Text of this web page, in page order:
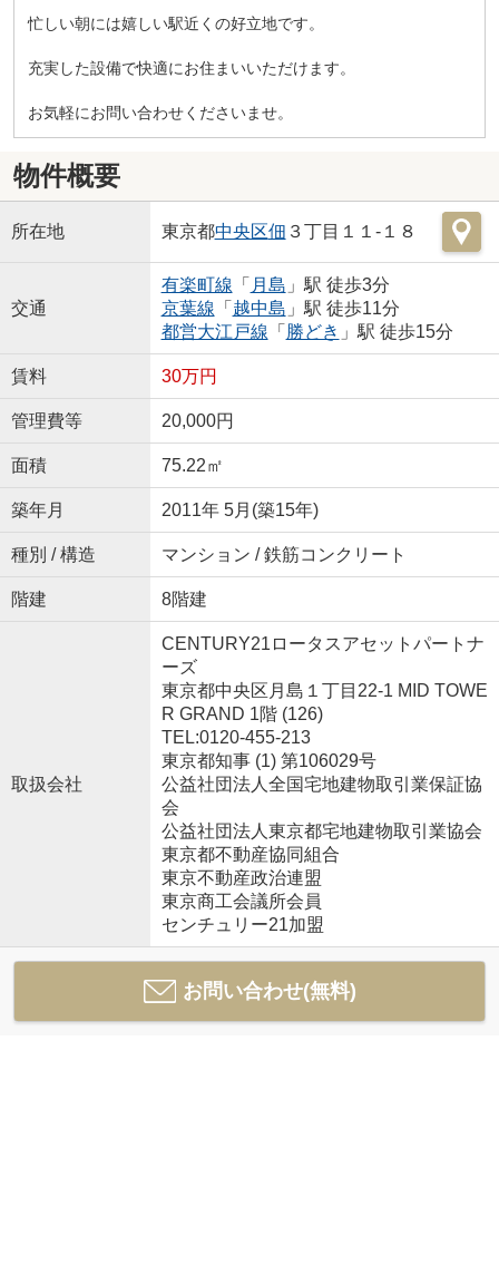
忙しい朝には嬉しい駅近くの好立地です。
充実した設備で快適にお住まいいただけます。
お気軽にお問い合わせくださいませ。
物件概要
所在地 東京都中央区佃 ３丁目１１-１８
交通
有楽町線 「 月島 」駅 徒歩3分
京葉線 「 越中島 」駅 徒歩11分
都営大江戸線 「 勝どき 」駅 徒歩15分
賃料 30万円
管理費等 20,000円
面積 75.22㎡
築年月 2011年 5月(築15年)
種別 / 構造 マンション / 鉄筋コンクリート
階建 8階建
取扱会社
CENTURY21ロータスアセットパートナ
ーズ
東京都中央区月島１丁目22-1 MID TOWE
R GRAND 1階 (126)
TEL:0120-455-213
東京都知事 (1) 第106029号
公益社団法人全国宅地建物取引業保証協
会
公益社団法人東京都宅地建物取引業協会
東京都不動産協同組合
東京不動産政治連盟
東京商工会議所会員
センチュリー21加盟
お問い合わせ(無料)